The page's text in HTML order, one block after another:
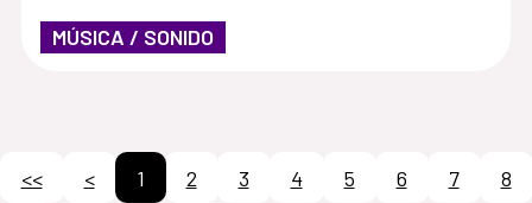
MÚSICA / SONIDO
<< < 1 2 3 4 5 6 7
8